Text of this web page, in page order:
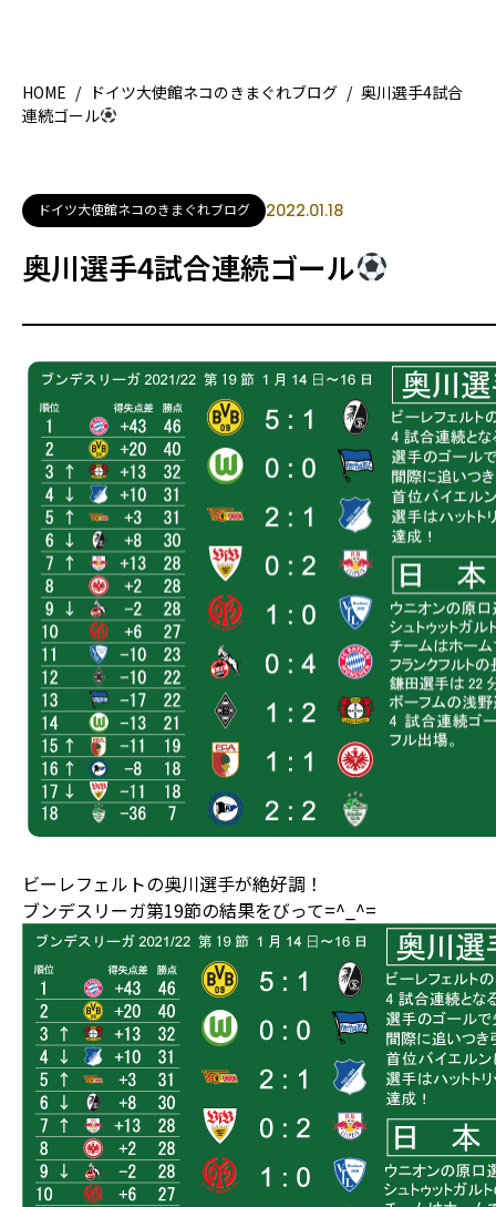
地域別ガイド
観光ガイド
著者一覧
ライター募集
HOME / ドイツ大使館ネコのきまぐれブログ / 奥川選手4試合
連続ゴール
ドイツ大使館ネコのきまぐれブログ 2022.01.18
奥川選手4試合連続ゴール
ビーレフェルトの奥川選手が絶好調！
ブンデスリーガ第19節の結果をびって=^_^=